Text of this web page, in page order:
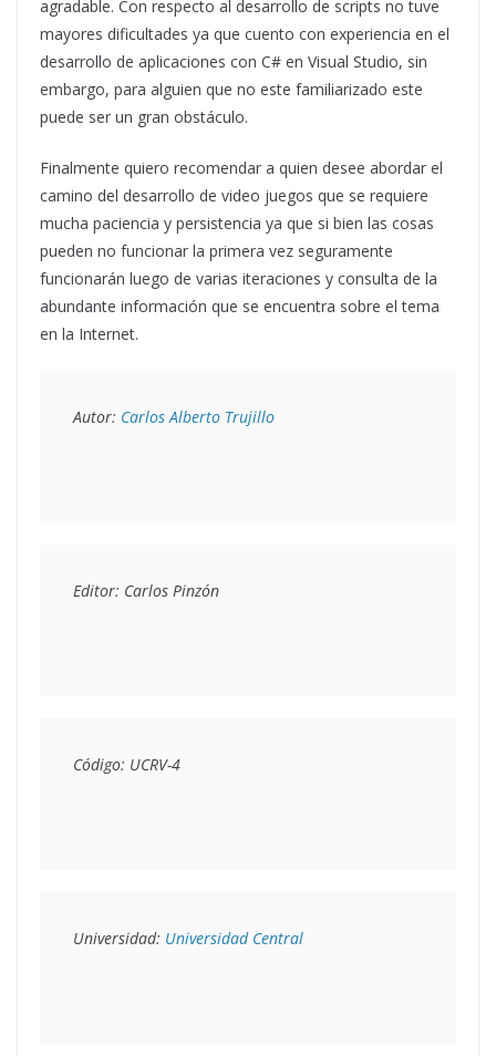
agradable. Con respecto al desarrollo de scripts no tuve
mayores dificultades ya que cuento con experiencia en el
desarrollo de aplicaciones con C# en Visual Studio, sin
embargo, para alguien que no este familiarizado este
puede ser un gran obstáculo.
Finalmente quiero recomendar a quien desee abordar el
camino del desarrollo de video juegos que se requiere
mucha paciencia y persistencia ya que si bien las cosas
pueden no funcionar la primera vez seguramente
funcionarán luego de varias iteraciones y consulta de la
abundante información que se encuentra sobre el tema
en la Internet.
Autor: Carlos Alberto Trujillo
Código: UCRV-4
Universidad: Universidad Central